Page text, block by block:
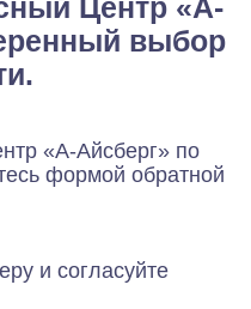
Центр «А-
выбор
«А-Айсберг» по
формой обратной
и согласуйте